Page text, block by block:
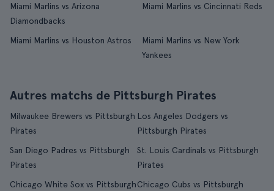
Miami Marlins vs Arizona
Diamondbacks
Miami Marlins vs Cincinnati Reds
Miami Marlins vs Houston Astros
Miami Marlins vs New York
Yankees
Autres matchs de Pittsburgh Pirates
Milwaukee Brewers vs Pittsburgh
Pirates
Los Angeles Dodgers vs
Pittsburgh Pirates
San Diego Padres vs Pittsburgh
Pirates
St. Louis Cardinals vs Pittsburgh
Pirates
Chicago White Sox vs PittsburghChicago Cubs vs Pittsburgh